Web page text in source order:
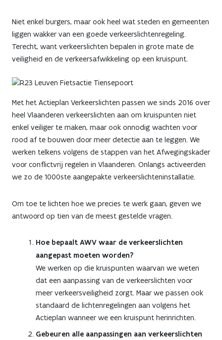
Niet enkel burgers, maar ook heel wat steden en gemeenten
liggen wakker van een goede verkeerslichtenregeling.
Terecht, want verkeerslichten bepalen in grote mate de
veiligheid en de verkeersafwikkeling op een kruispunt.
Met het Actieplan Verkeerslichten passen we sinds 2016 over
heel Vlaanderen verkeerslichten aan om kruispunten niet
enkel veiliger te maken, maar ook onnodig wachten voor
rood af te bouwen door meer detectie aan te leggen. We
werken telkens volgens de stappen van het Afwegingskader
voor conflictvrij regelen in Vlaanderen. Onlangs activeerden
we zo de 1000ste aangepakte verkeerslichteninstallatie.
Om toe te lichten hoe we precies te werk gaan, geven we
antwoord op tien van de meest gestelde vragen.
Hoe bepaalt AWV waar de verkeerslichten
aangepast moeten worden?
We werken op die kruispunten waarvan we weten
dat een aanpassing van de verkeerslichten voor
meer verkeersveiligheid zorgt. Maar we passen ook
standaard de lichtenregelingen aan volgens het
Actieplan wanneer we een kruispunt herinrichten.
Gebeuren alle aanpassingen aan verkeerslichten